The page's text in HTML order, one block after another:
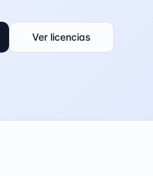
Ver licencias